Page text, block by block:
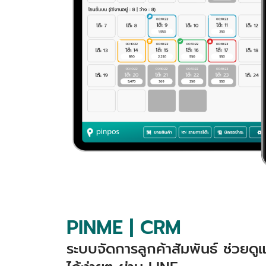
PINME | CRM
ระบบจัดการลูกค้าสัมพันธ์ ช่วย